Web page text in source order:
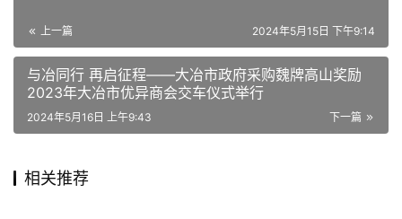
上一篇 2024年5月15日 下午9:14
与冶同行 再启征程——大冶市政府采购魏牌高山奖励
2023年大冶市优异商会交车仪式举行
下一篇
2024年5月16日 上午9:43
相关推荐